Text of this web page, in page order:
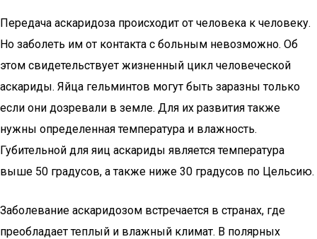
Передача аскаридоза происходит от человека к человеку.
Но заболеть им от контакта с больным невозможно. Об
этом свидетельствует жизненный цикл человеческой
аскариды. Яйца гельминтов могут быть заразны только
если они дозревали в земле. Для их развития также
нужны определенная температура и влажность.
Губительной для яиц аскариды является температура
выше 50 градусов, а также ниже 30 градусов по Цельсию.
Заболевание аскаридозом встречается в странах, где
преобладает теплый и влажный климат. В полярных